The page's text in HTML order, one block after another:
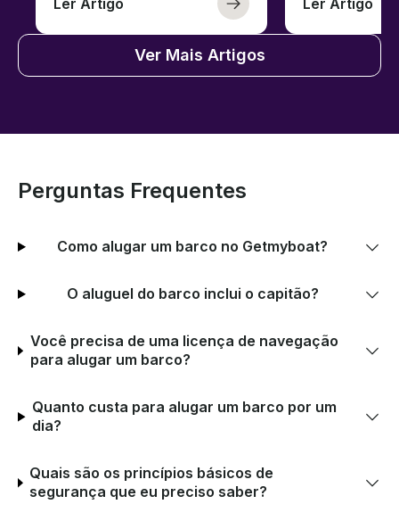
Ver Mais Artigos
Perguntas Frequentes
Como alugar um barco no Getmyboat?
O aluguel do barco inclui o capitão?
Você precisa de uma licença de navegação
para alugar um barco?
Quanto custa para alugar um barco por um
dia?
Quais são os princípios básicos de
segurança que eu preciso saber?